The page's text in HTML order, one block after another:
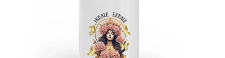
vorgestellten
Medien
in
der
Galerieansicht